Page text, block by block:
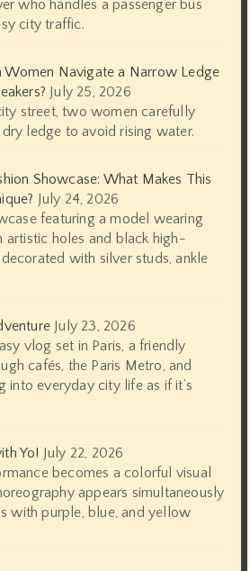
who handles a passenger bus
city traffic.
Navigate a Narrow Ledge
July 25, 2026
street, two women carefully
ledge to avoid rising water.
Showcase: What Makes This
July 24, 2026
featuring a model wearing
artistic holes and black high-
with silver studs, ankle
July 23, 2026
vlog set in Paris, a friendly
cafés, the Paris Metro, and
into everyday city life as if it’s
Yo! July 22, 2026
becomes a colorful visual
appears simultaneously
with purple, blue, and yellow